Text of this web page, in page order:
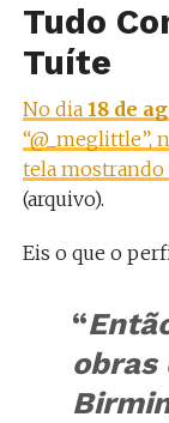
Tudo
Tuíte
No dia 18 de
“@_meglittle”,
tela mostrando
(arquivo).
Eis o que o
“
obras